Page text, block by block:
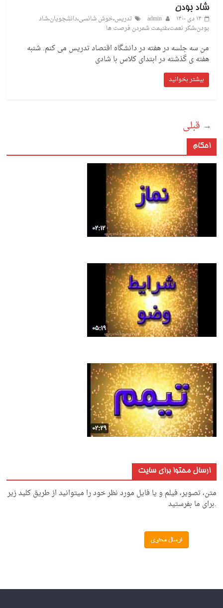
شاد بودن
۱۴ دی ۱۴۰۰
admin تدریس،خوش شانسی،دانشجویان،شاد
بودن،شکر نعمت،غنیمت شمردن فرصت ها
من سه جلسه در هفته در دانشگاه اقتصاد تدریس می کنم. شنبه
هفته ی گذشته در ابتدای کلاس با شادی
بیشتر بخوانید
→ قبلی
احکام
ارسال محتوا برای سایت
متن، تصویر، فیلم و یا فایل مورد نظر خود را میتوانید از طریق کلید زیر
.برای ما بفرستید